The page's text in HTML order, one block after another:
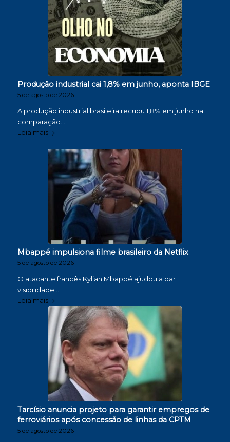
Produção industrial cai 1,8% em junho, aponta IBGE
5 de agosto de 2026
A produção industrial brasileira recuou 1,8% em junho na
comparação…
Leia mais
Mbappé impulsiona filme brasileiro da Netflix
5 de agosto de 2026
O atacante francês Kylian Mbappé ajudou a dar
visibilidade…
Leia mais
Tarcísio anuncia projeto para garantir empregos de
ferroviários após concessão de linhas da CPTM
5 de agosto de 2026